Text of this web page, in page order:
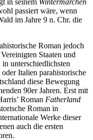
passiert wäre, wenn
im Jahre 9 n. Chr. die
Roman jedoch
Staaten und
unterschiedlichsten
Italien parahistorische
diese Bewegung
90er Jahren. Erst mit
Roman Fatherland
Roman in
Werke dieser
auch die ersten